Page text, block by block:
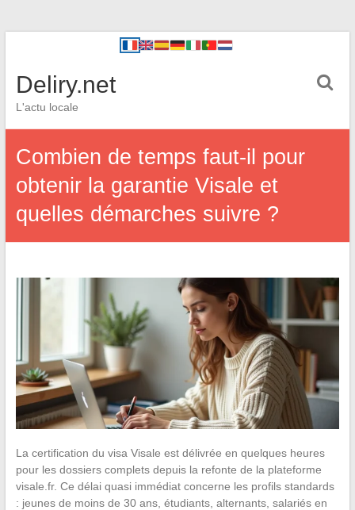
Deliry.net
L'actu locale
Combien de temps faut-il pour
obtenir la garantie Visale et
quelles démarches suivre ?
La certification du visa Visale est délivrée en quelques heures
pour les dossiers complets depuis la refonte de la plateforme
visale.fr. Ce délai quasi immédiat concerne les profils standards
: jeunes de moins de 30 ans, étudiants, alternants, salariés en